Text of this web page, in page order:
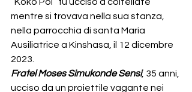
“Koko Pol” fu ucciso a coltellate
mentre si trovava nella sua stanza,
nella parrocchia di santa Maria
Ausiliatrice a Kinshasa, il 12 dicembre
2023.
Fratel Moses Simukonde Sensi, 35 anni,
ucciso da un proiettile vagante nei